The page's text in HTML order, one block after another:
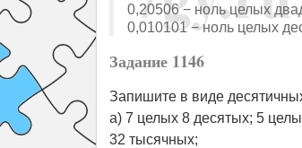
0,20506 − ноль целых
0,010101 − ноль целых
Задание 1146
Запишите в виде
а) 7 целых 8 десятых; 5
32 тысячных;